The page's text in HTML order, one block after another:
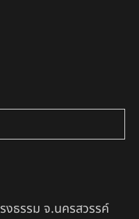
ธรรม จ.นครสวรรค์